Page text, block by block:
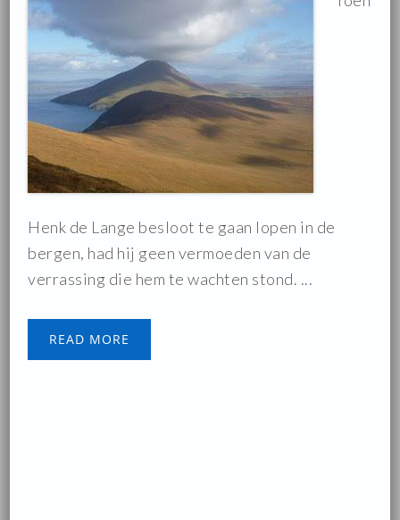
Henk de Lange besloot te gaan lopen in de
bergen, had hij geen vermoeden van de
verrassing die hem te wachten stond. ...
READ MORE